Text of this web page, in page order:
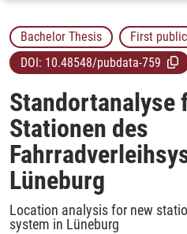
Bachelor Thesis
First
DOI: 10.48548/pubdata-759
Standortanalyse
Stationen des
Lüneburg
Location analysis for new
system in Lüneburg